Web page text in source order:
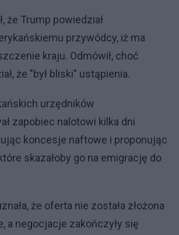
że Trump powiedział
przywódcy, iż ma
kraju. Odmówił, choć
że "był bliski" ustąpienia.
urzędników
zapobiec nalotowi kilka dni
koncesje naftowe i proponując
skazałoby go na emigrację do
że oferta nie została złożona
a negocjacje zakończyły się